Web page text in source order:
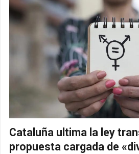
Cataluña ultima la ley
propuesta cargada de